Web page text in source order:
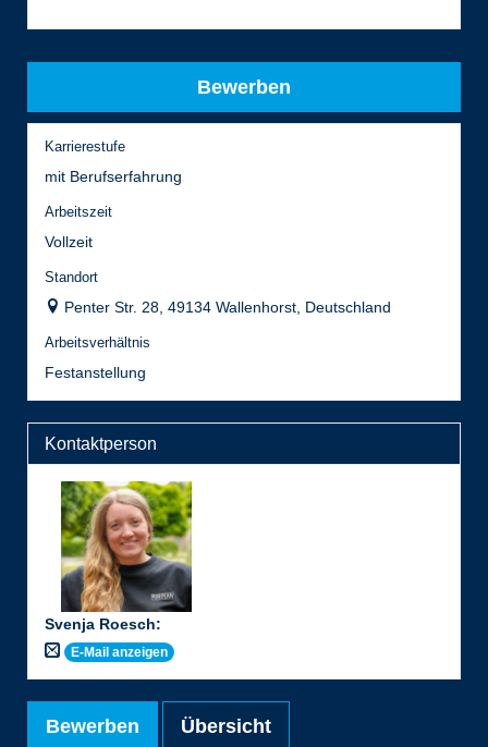
Bewerben
Karrierestufe
mit Berufserfahrung
Arbeitszeit
Vollzeit
Standort
Penter Str. 28, 49134 Wallenhorst, Deutschland
Arbeitsverhältnis
Festanstellung
Kontaktperson
Svenja Roesch:
E-Mail anzeigen
Bewerben Übersicht